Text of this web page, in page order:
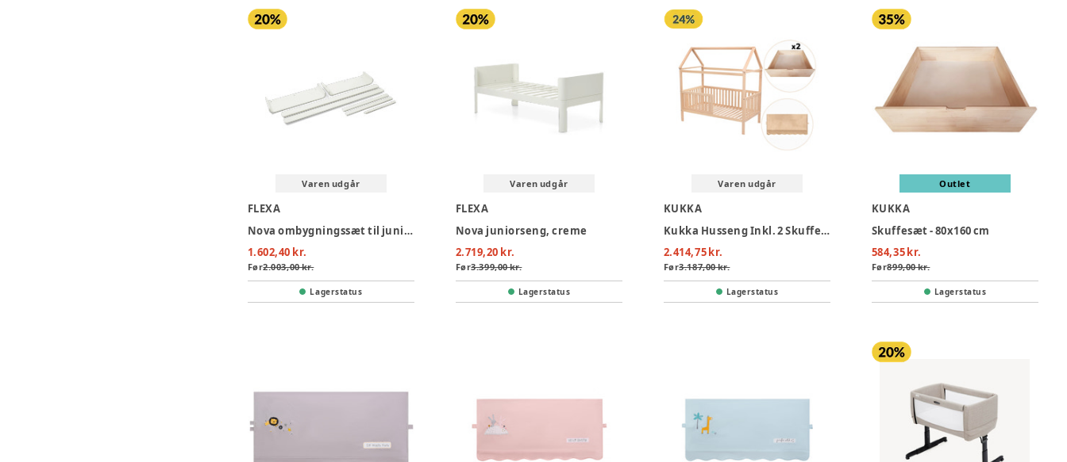
Varen udgår
FLEXA
Nova ombygningssæt til juniorseng, creme
1.602,40 kr.
Før2.003,00 kr.
Lagerstatus
Varen udgår
FLEXA
Nova juniorseng, creme
2.719,20 kr.
Før3.399,00 kr.
Lagerstatus
Varen udgår
KUKKA
Kukka Husseng Inkl. 2 Skuffer Og Markise, 80x160 cm.
2.414,75 kr.
Før3.187,00 kr.
Lagerstatus
Outlet
KUKKA
Skuffesæt - 80x160 cm
584,35 kr.
Før899,00 kr.
Lagerstatus